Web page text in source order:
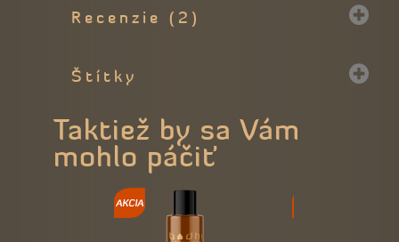
Recenzie (2)
Štítky
Taktiež by sa Vám
mohlo páčiť